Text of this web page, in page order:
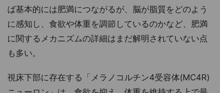
ば基本的には肥満につながるが、脳が脂質をどのよう
に感知し、食欲や体重を調節しているのかなど、肥満
に関するメカニズムの詳細はまだ解明されていない点
も多い。
視床下部に存在する「メラノコルチン4受容体(MC4R)